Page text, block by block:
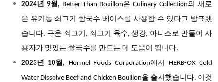
2024년 9월, Better Than Bouillon은 Culinary Collection의 새로
운 유기농 쇠고기 쌀국수 베이스를 사용할 수 있다고 발표했
습니다. 구운 쇠고기, 쇠고기 육수, 생강, 아니스로 만들어 사
용자가 맛있는 쌀국수를 만드는 데 도움이 됩니다.
2023년 10월, Hormel Foods Corporation에서 HERB-OX Cold
Water Dissolve Beef and Chicken Bouillon을 출시했습니다. 이것